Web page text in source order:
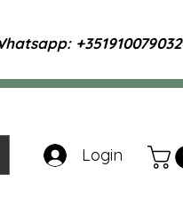
+351910079032
Login